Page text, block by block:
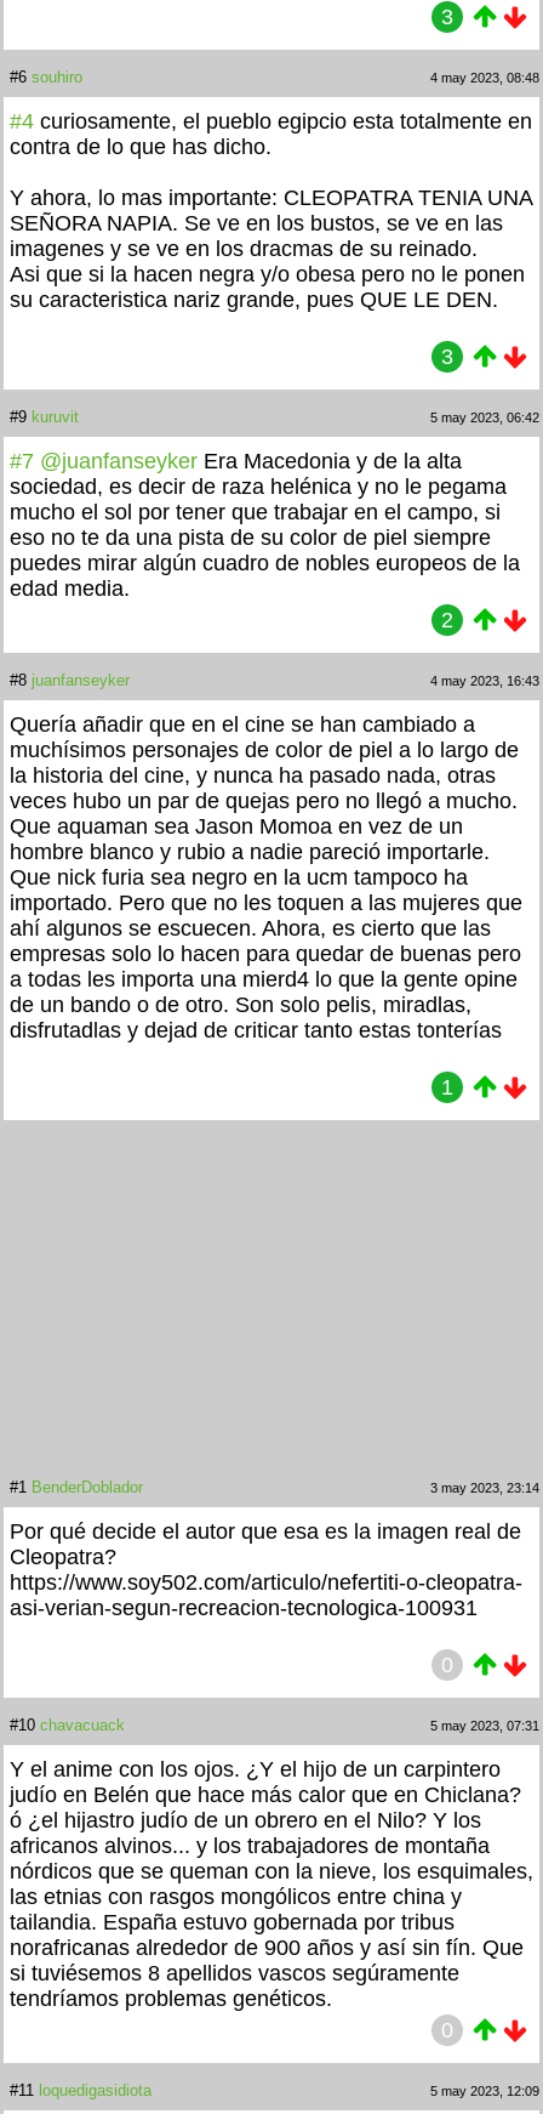
3
#6 souhiro 4 may 2023, 08:48
#4 curiosamente, el pueblo egipcio esta totalmente en
contra de lo que has dicho.
Y ahora, lo mas importante: CLEOPATRA TENIA UNA
SEÑORA NAPIA. Se ve en los bustos, se ve en las
imagenes y se ve en los dracmas de su reinado.
Asi que si la hacen negra y/o obesa pero no le ponen
su caracteristica nariz grande, pues QUE LE DEN.
3
#9 kuruvit 5 may 2023, 06:42
#7 @juanfanseyker Era Macedonia y de la alta
sociedad, es decir de raza helénica y no le pegama
mucho el sol por tener que trabajar en el campo, si
eso no te da una pista de su color de piel siempre
puedes mirar algún cuadro de nobles europeos de la
edad media.
2
#8 juanfanseyker 4 may 2023, 16:43
Quería añadir que en el cine se han cambiado a
muchísimos personajes de color de piel a lo largo de
la historia del cine, y nunca ha pasado nada, otras
veces hubo un par de quejas pero no llegó a mucho.
Que aquaman sea Jason Momoa en vez de un
hombre blanco y rubio a nadie pareció importarle.
Que nick furia sea negro en la ucm tampoco ha
importado. Pero que no les toquen a las mujeres que
ahí algunos se escuecen. Ahora, es cierto que las
empresas solo lo hacen para quedar de buenas pero
a todas les importa una mierd4 lo que la gente opine
de un bando o de otro. Son solo pelis, miradlas,
disfrutadlas y dejad de criticar tanto estas tonterías
1
#1 BenderDoblador 3 may 2023, 23:14
Por qué decide el autor que esa es la imagen real de
Cleopatra?
https://www.soy502.com/articulo/nefertiti-o-cleopatra-
asi-verian-segun-recreacion-tecnologica-100931
0
#10 chavacuack 5 may 2023, 07:31
Y el anime con los ojos. ¿Y el hijo de un carpintero
judío en Belén que hace más calor que en Chiclana?
ó ¿el hijastro judío de un obrero en el Nilo? Y los
africanos alvinos... y los trabajadores de montaña
nórdicos que se queman con la nieve, los esquimales,
las etnias con rasgos mongólicos entre china y
tailandia. España estuvo gobernada por tribus
norafricanas alrededor de 900 años y así sin fín. Que
si tuviésemos 8 apellidos vascos segúramente
tendríamos problemas genéticos.
0
#11 loquedigasidiota 5 may 2023, 12:09